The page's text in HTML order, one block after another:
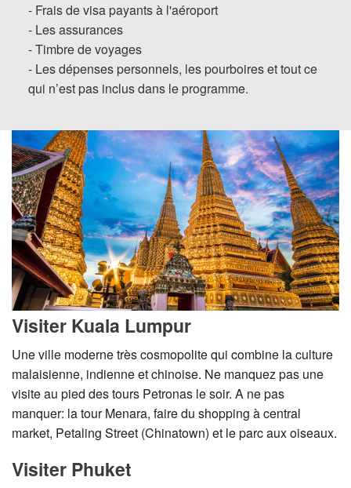
- Frais de visa payants à l'aéroport
- Les assurances
- Timbre de voyages
- Les dépenses personnels, les pourboires et tout ce
qui n’est pas inclus dans le programme.
Visiter Kuala Lumpur
Une ville moderne très cosmopolite qui combine la culture
malaisienne, indienne et chinoise. Ne manquez pas une
visite au pied des tours Petronas le soir. A ne pas
manquer: la tour Menara, faire du shopping à central
market, Petaling Street (Chinatown) et le parc aux oiseaux.
Visiter Phuket